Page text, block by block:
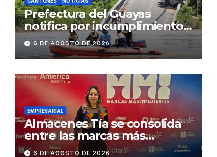
Prefectura del Guayas
notifica por incumplimiento
contractual a la
Concesionaria CONORTE y
exige celeridad en
desmontaje del puente
Gonzalo Icaza Cornejo, en
Daule
6 DE AGOSTO DE 2026
EMPRESARIAL
Almacenes Tía se consolida
entre las marcas más
influyentes del Ecuador
6 DE AGOSTO DE 2026